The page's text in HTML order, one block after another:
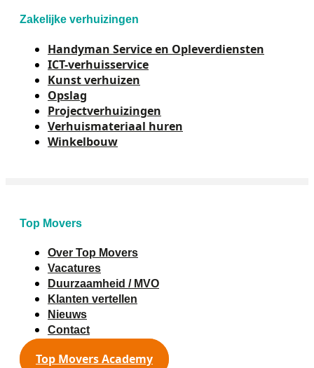
Zakelijke verhuizingen
Handyman Service en Opleverdiensten
ICT-verhuisservice
Kunst verhuizen
Opslag
Projectverhuizingen
Verhuismateriaal huren
Winkelbouw
Top Movers
Over Top Movers
Vacatures
Duurzaamheid / MVO
Klanten vertellen
Nieuws
Contact
Top Movers Academy